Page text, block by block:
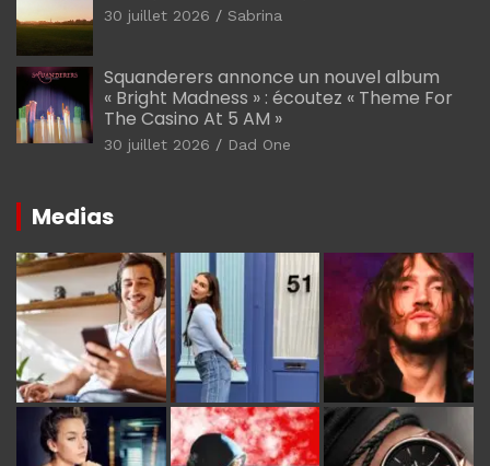
30 juillet 2026 Sabrina
Squanderers annonce un nouvel album
« Bright Madness » : écoutez « Theme For
The Casino At 5 AM »
30 juillet 2026 Dad One
Medias